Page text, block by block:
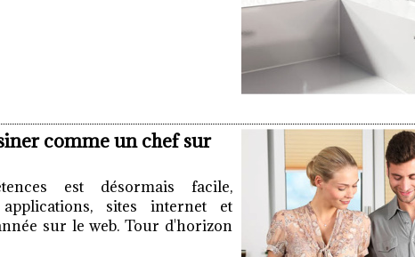
comme un chef sur
est désormais facile,
sites internet et
sur le web. Tour d'horizon